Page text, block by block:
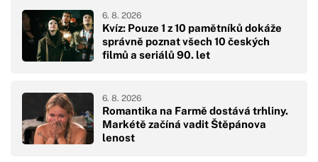
Kvíz: Pouze 1 z 10 pamětníků dokáže
správně poznat všech 10 českých
filmů a seriálů 90. let
6. 8. 2026
Romantika na Farmě dostává trhliny.
Markétě začíná vadit Štěpánova
lenost
6. 8. 2026